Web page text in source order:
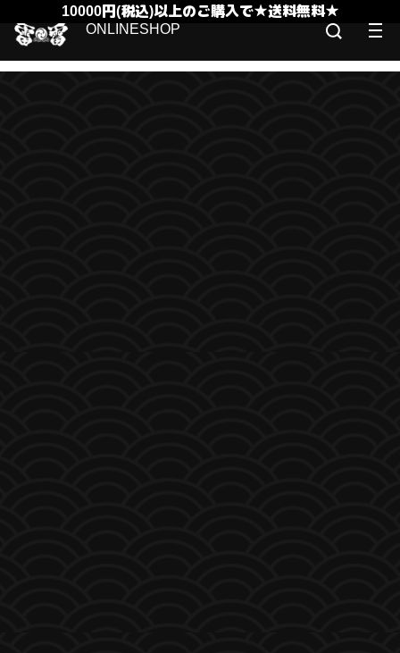
10000円(税込)以上のご購入で★送料無料★
ONLINESHOP